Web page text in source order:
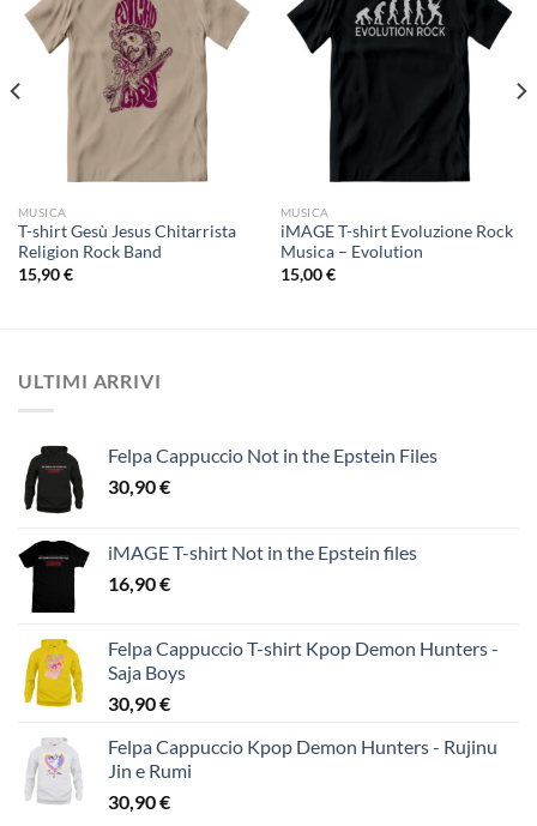
MUSICA
T-shirt Gesù Jesus Chitarrista
Religion Rock Band
15,90€
MUSICA
iMAGE T-shirt Evoluzione Rock
Musica – Evolution
15,00€
ULTIMI ARRIVI
Felpa Cappuccio Not in the Epstein Files
30,90€
iMAGE T-shirt Not in the Epstein files
16,90€
Felpa Cappuccio T-shirt Kpop Demon Hunters -
Saja Boys
30,90€
Felpa Cappuccio Kpop Demon Hunters - Rujinu
Jin e Rumi
30,90€